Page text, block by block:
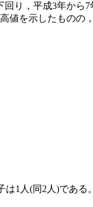
り，平成3年から7
を示したものの
1人(同2人)であ